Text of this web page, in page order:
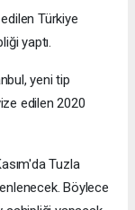
Türkiye
yaptı.
yeni tip
edilen 2020
Tuzla
Böylece